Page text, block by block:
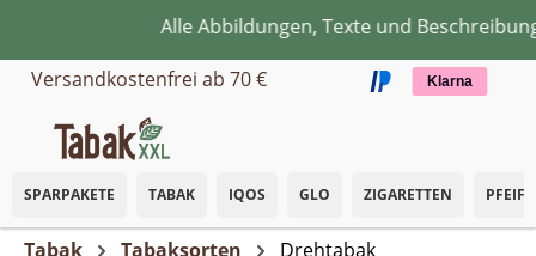
Zum Hauptinhalt springenAlle Abbildungen, Texte und
Versandkostenfrei ab 70 €
Klarna
SPARPAKETE TABAK IQOS GLO ZIGARETTEN
Tabak Tabaksorten Drehtabak